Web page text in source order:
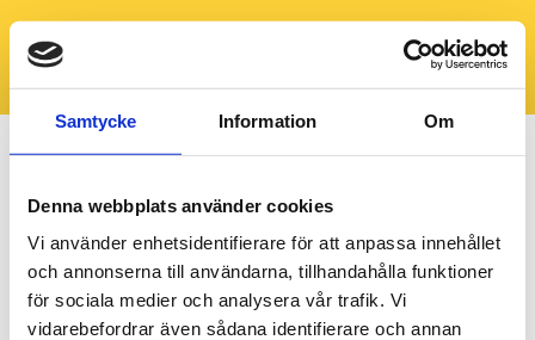
Samtycke Information Om
Denna webbplats använder cookies
Vi använder enhetsidentifierare för att anpassa innehållet
och annonserna till användarna, tillhandahålla funktioner
för sociala medier och analysera vår trafik. Vi
vidarebefordrar även sådana identifierare och annan